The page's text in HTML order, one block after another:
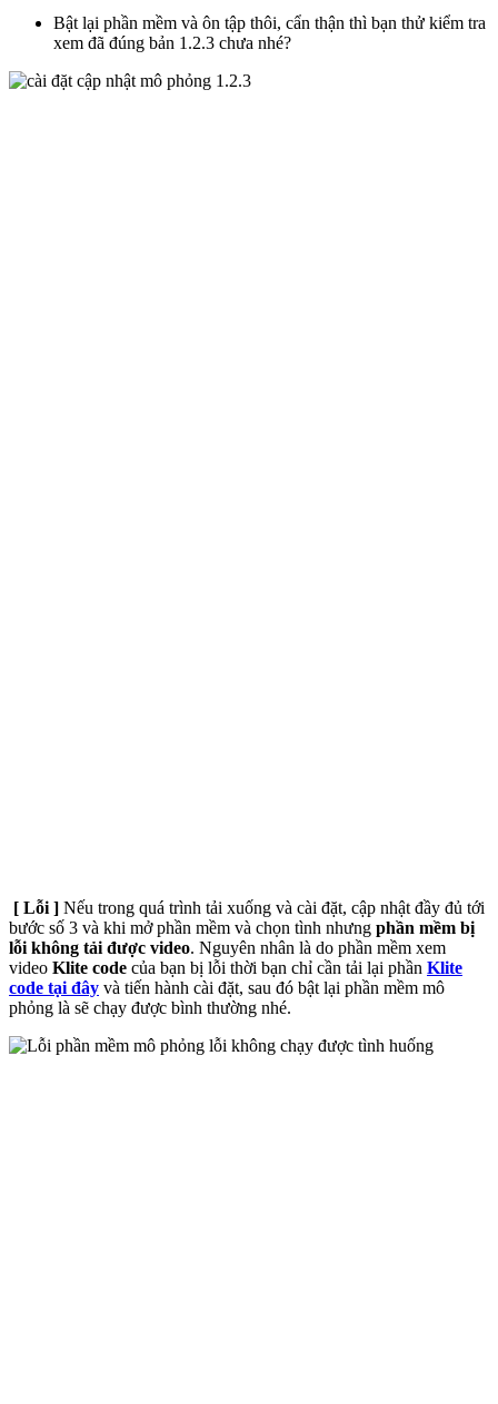
Bật lại phần mềm và ôn tập thôi, cẩn thận thì bạn thử kiểm tra
xem đã đúng bản 1.2.3 chưa nhé?
[ Lỗi ] Nếu trong quá trình tải xuống và cài đặt, cập nhật đầy đủ tới
bước số 3 và khi mở phần mềm và chọn tình nhưng phần mềm bị
lỗi không tải được video. Nguyên nhân là do phần mềm xem
video Klite code của bạn bị lỗi thời bạn chỉ cần tải lại phần Klite
code tại đây và tiến hành cài đặt, sau đó bật lại phần mềm mô
phỏng là sẽ chạy được bình thường nhé.